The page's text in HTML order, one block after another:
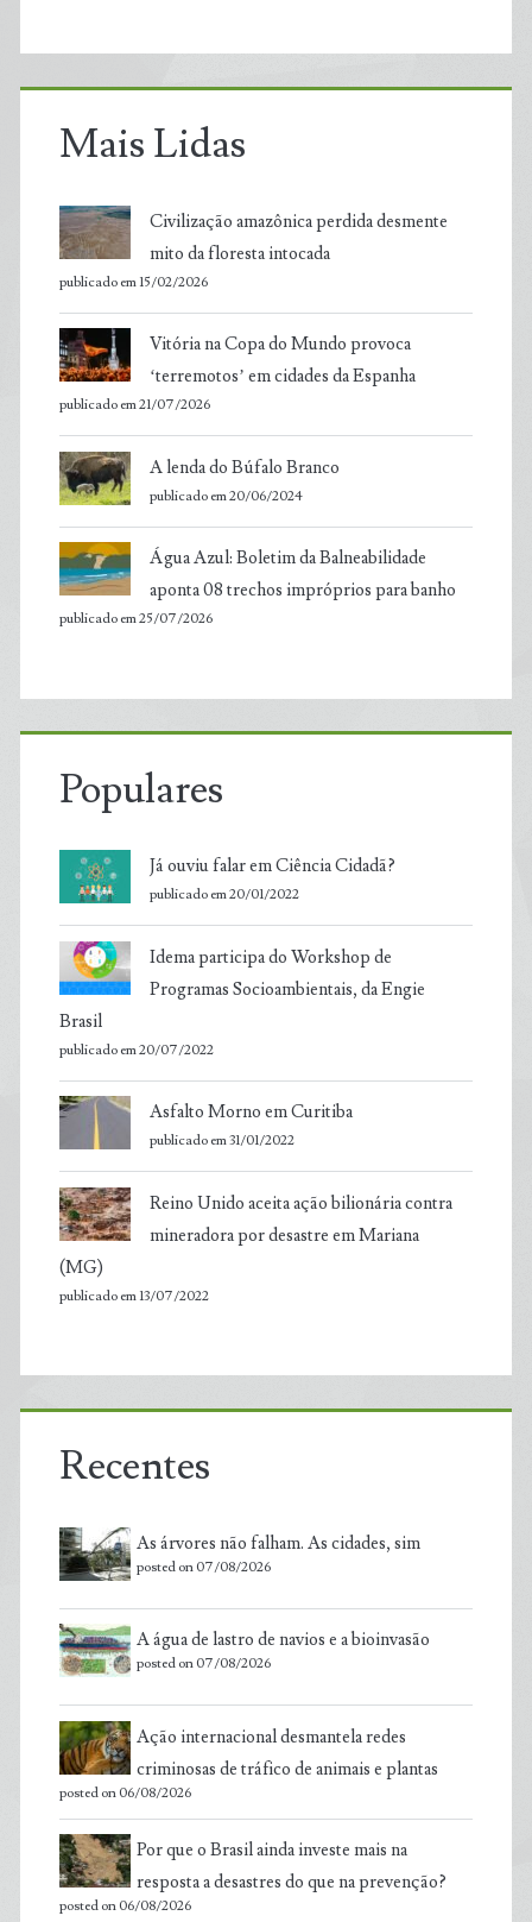
Mais Lidas
Civilização amazônica perdida desmente
mito da floresta intocada
publicado em 15/02/2026
Vitória na Copa do Mundo provoca
‘terremotos’ em cidades da Espanha
publicado em 21/07/2026
A lenda do Búfalo Branco
publicado em 20/06/2024
Água Azul: Boletim da Balneabilidade
aponta 08 trechos impróprios para banho
publicado em 25/07/2026
Populares
Já ouviu falar em Ciência Cidadã?
publicado em 20/01/2022
Idema participa do Workshop de
Programas Socioambientais, da Engie
Brasil
publicado em 20/07/2022
Asfalto Morno em Curitiba
publicado em 31/01/2022
Reino Unido aceita ação bilionária contra
mineradora por desastre em Mariana
(MG)
publicado em 13/07/2022
Recentes
As árvores não falham. As cidades, sim
posted on 07/08/2026
A água de lastro de navios e a bioinvasão
posted on 07/08/2026
Ação internacional desmantela redes
criminosas de tráfico de animais e plantas
posted on 06/08/2026
Por que o Brasil ainda investe mais na
resposta a desastres do que na prevenção?
posted on 06/08/2026